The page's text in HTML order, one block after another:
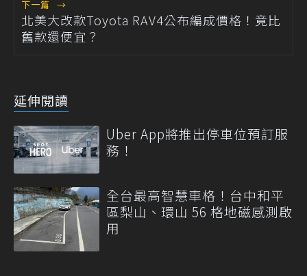
下一篇 →
北美大改款Toyota RAV4公布編成價格！竟比
舊款還便宜？
延伸閱讀
Uber App將推出停車位預訂服
務！
全台最高智慧車格！台中和平
區梨山、環山 56 格地磁感測啟
用